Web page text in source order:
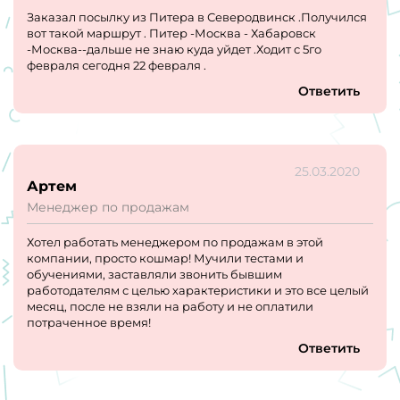
Заказал посылку из Питера в Северодвинск .Получился
вот такой маршрут . Питер -Москва - Хабаровск
-Москва--дальше не знаю куда уйдет .Ходит с 5го
февраля сегодня 22 февраля .
Ответить
25.03.2020
Артем
Менеджер по продажам
Хотел работать менеджером по продажам в этой
компании, просто кошмар! Мучили тестами и
обучениями, заставляли звонить бывшим
работодателям с целью характеристики и это все целый
месяц, после не взяли на работу и не оплатили
потраченное время!
Ответить